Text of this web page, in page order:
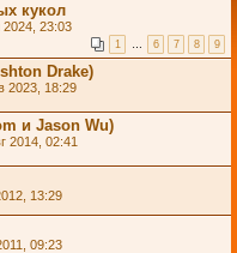
кукол
2024, 23:03
1 … 6 7 8 9
Drake)
2023, 18:29
и Jason Wu)
2014, 02:41
13:29
09:23